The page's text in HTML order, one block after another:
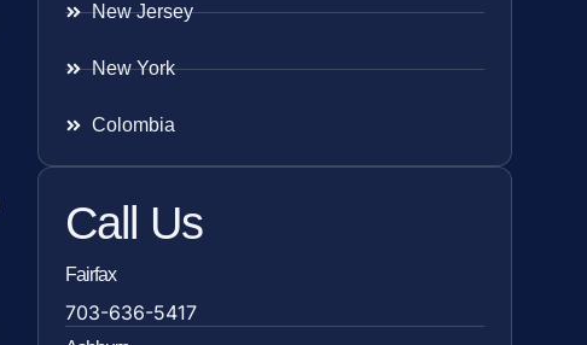
New Jersey
New York
Colombia
Call Us
Fairfax
703-636-5417